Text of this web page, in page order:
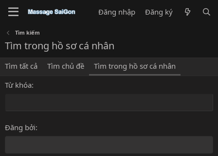
Đăng nhập Đăng ký
Tìm kiếm
Tìm trong hồ sơ cá nhân
Tìm tất cả Tìm chủ đề
Tìm trong hồ sơ cá nhân
Từ khóa
Đăng bởi